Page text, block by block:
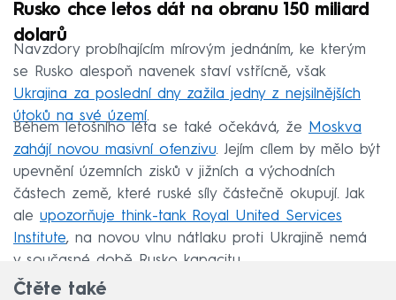
Rusko chce letos dát na obranu 150 miliard
dolarů
Navzdory probíhajícím mírovým jednáním, ke kterým
se Rusko alespoň navenek staví vstřícně, však
Ukrajina za poslední dny zažila jedny z nejsilnějších
útoků na své území.
Během letošního léta se také očekává, že
Moskva
zahájí novou masivní ofenzivu. Jejím cílem by mělo být
upevnění územních zisků v jižních a východních
částech země, které ruské síly částečně okupují. Jak
ale upozorňuje think-tank Royal United Services
Institute, na novou vlnu nátlaku proti Ukrajině nemá
v současné době Rusko kapacitu.
Čtěte také